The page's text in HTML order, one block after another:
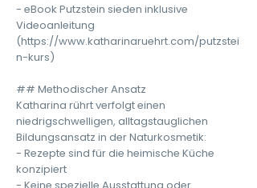
- eBook Putzstein sieden inklusive
Videoanleitung
(https://www.katharinaruehrt.com/putzstei
n-kurs)
## Methodischer Ansatz
Katharina rührt verfolgt einen
niedrigschwelligen, alltagstauglichen
Bildungsansatz in der Naturkosmetik:
- Rezepte sind für die heimische Küche
konzipiert